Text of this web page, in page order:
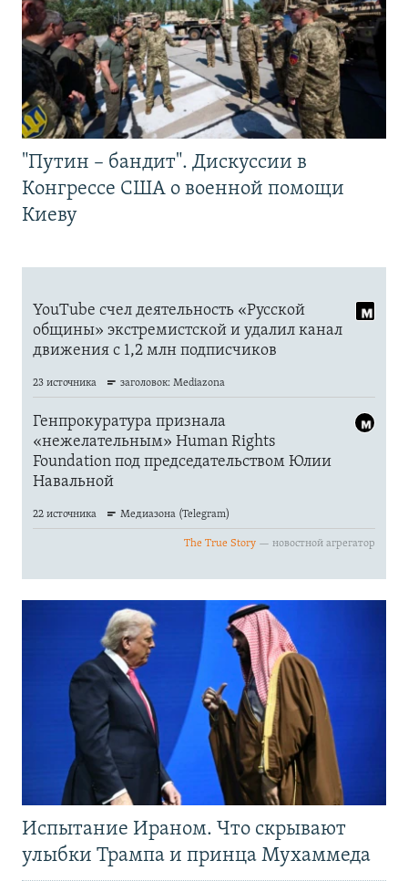
"Путин – бандит". Дискуссии в
Конгрессе США о военной помощи
Киеву
Испытание Ираном. Что скрывают
улыбки Трампа и принца Мухаммеда